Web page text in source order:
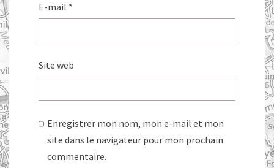
E-mail *
Site web
Enregistrer mon nom, mon e-mail et mon
site dans le navigateur pour mon prochain
commentaire.